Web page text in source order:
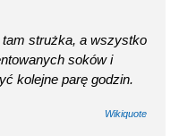
strużka, a wszystko
soków i
kolejne parę godzin.
Wikiquote